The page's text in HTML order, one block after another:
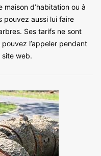
maison d’habitation ou à
pouvez aussi lui faire
Ses tarifs ne sont
l’appeler pendant
site web.